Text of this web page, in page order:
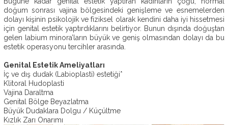
ANASAYFA
OP.
DR.
EBRU
DURMUŞ
AMELIYATSIZ
ESTETIK
ESTETIK
AMELIYATLAR
doğum sonrası vajina bölgesindeki genişleme ve esnemelerden
dolayı kişinin psikolojik ve fiziksel olarak kendini daha iyi hissetmesi
için genital estetik yaptırdıklarını belirtiyor. Bunun dışında doğuştan
gelen labium minora’ların büyük ve geniş olmasından dolayı da bu
estetik operasyonu tercihler arasında.
Genital Estetik Ameliyatları
İç ve dış dudak (Labioplasti) estetiği*
Klitoral Hudoplasti
Vajina Daraltma
Genital Bölge Beyazlatma
Büyük Dudaklara Dolgu / Küçültme
Kızlık Zarı Onarımı